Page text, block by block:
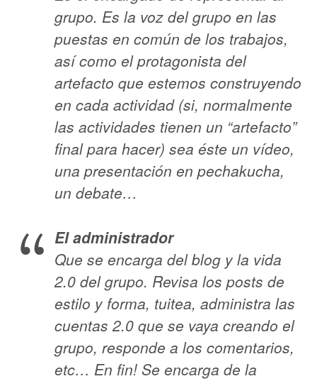
grupo. Es la voz del grupo en las
puestas en común de los trabajos,
así como el protagonista del
artefacto que estemos construyendo
en cada actividad (si, normalmente
las actividades tienen un “artefacto”
final para hacer) sea éste un vídeo,
una presentación en pechakucha,
un debate…
El administrador
Que se encarga del blog y la vida
2.0 del grupo. Revisa los posts de
estilo y forma, tuitea, administra las
cuentas 2.0 que se vaya creando el
grupo, responde a los comentarios,
etc… En fin! Se encarga de la